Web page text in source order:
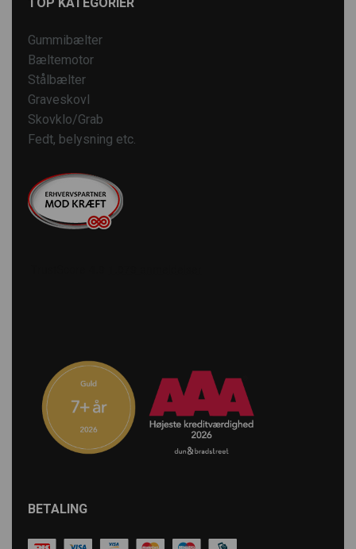
Gummibælter
Bæltemotor
Stålbælter
Graveskovl
Skovklo/Grab
Fedt, belysning etc.
BETALING